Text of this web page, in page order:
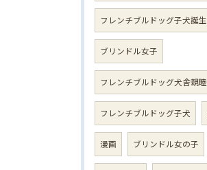
フレンチブルドッグ子犬誕生
ブリンドル女子
フレンチブルドッグ犬舎親
フレンチブルドッグ子犬
漫画 ブリンドル女の子